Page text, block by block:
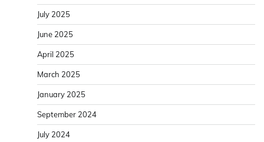
July 2025
June 2025
April 2025
March 2025
January 2025
September 2024
July 2024